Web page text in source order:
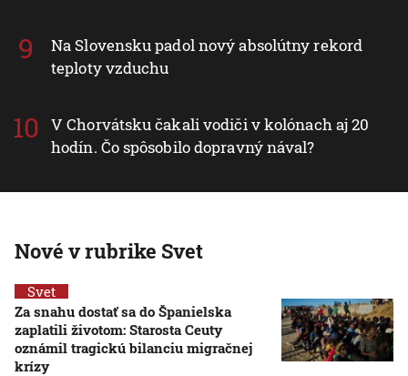
Na Slovensku padol nový absolútny rekord
teploty vzduchu
V Chorvátsku čakali vodiči v kolónach aj 20
hodín. Čo spôsobilo dopravný nával?
Nové v rubrike Svet
Svet
Za snahu dostať sa do Španielska
zaplatili životom: Starosta Ceuty
oznámil tragickú bilanciu migračnej
krízy